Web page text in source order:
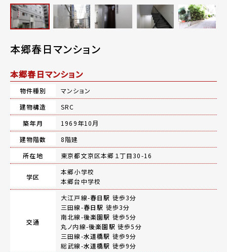
本郷春日マンション
本郷春日マンション
物件種別
マンション
建物構造
SRC
築年月
1969年10月
建物階数
8階建
所在地
東京都文京区本郷１丁目30-16
学区
本郷小学校
本郷台中学校
交通
大江戸線-春日駅 徒歩3分
三田線-春日駅 徒歩3分
南北線-後楽園駅 徒歩5分
丸ノ内線-後楽園駅 徒歩5分
三田線-水道橋駅 徒歩9分
総武線-水道橋駅 徒歩9分